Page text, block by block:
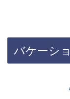
バケーシ